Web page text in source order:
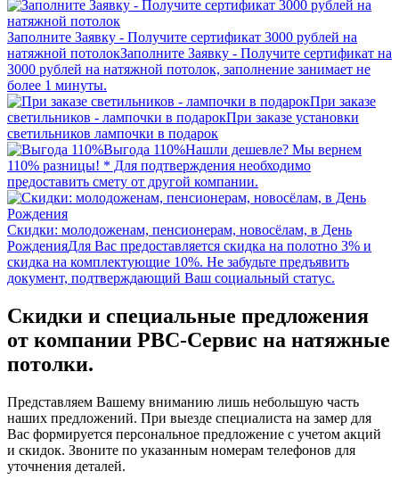
Заполните Заявку - Получите сертификат 3000 рублей на
натяжной потолокЗаполните Заявку - Получите сертификат на
3000 рублей на натяжной потолок, заполнение занимает не
более 1 минуты.
При заказе
светильников - лампочки в подарокПри заказе установки
светильников лампочки в подарок
Выгода 110%Нашли дешевле? Мы вернем
110% разницы! * Для подтверждения необходимо
предоставить смету от другой компании.
Скидки: молодоженам, пенсионерам, новосёлам, в День
РожденияДля Вас предоставляется скидка на полотно 3% и
скидка на комплектующие 10%. Не забудьте предъявить
документ, подтверждающий Ваш социальный статус.
Скидки и специальные предложения
от компании РВС-Сервис на натяжные
потолки.
Представляем Вашему вниманию лишь небольшую часть
наших предложений. При выезде специалиста на замер для
Вас формируется персональное предложение с учетом акций
и скидок. Звоните по указанным номерам телефонов для
уточнения деталей.